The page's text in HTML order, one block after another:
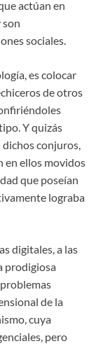
actúan en
son
sociales.
es colocar
de otros
Y quizás
conjuros,
en ellos movidos
que poseían
lograba
digitales, a las
prodigiosa
de la
cuya
pero